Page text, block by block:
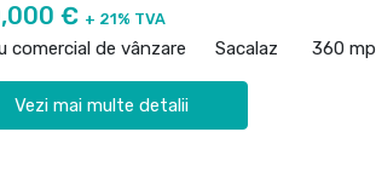
€ + 21% TVA
comercial de vânzare Sacalaz 360 mp
Vezi mai multe detalii